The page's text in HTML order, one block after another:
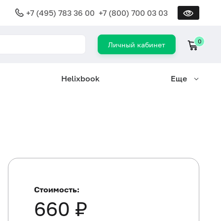
+7 (495) 783 36 00 +7 (800) 700 03 03
Личный кабинет 0
Helixbook Еще
Стоимость:
660 ₽